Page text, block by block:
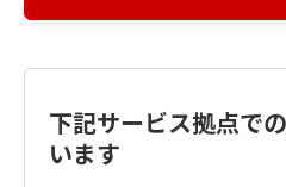
下記サービス拠点で
います